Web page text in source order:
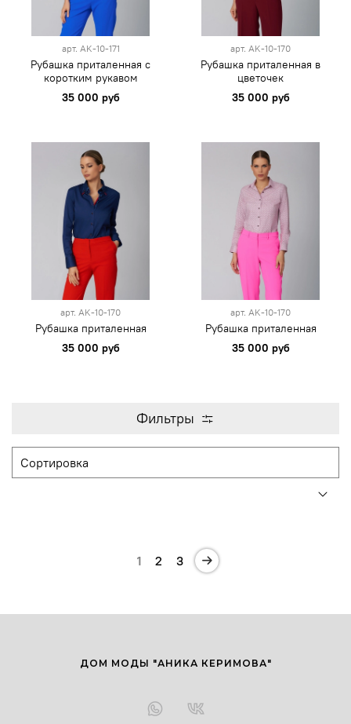
арт. AK-10-171
Рубашка приталенная с
коротким рукавом
35 000 руб
арт. AK-10-170
Рубашка приталенная в
цветочек
35 000 руб
арт. AK-10-170
Рубашка приталенная
35 000 руб
арт. AK-10-170
Рубашка приталенная
35 000 руб
Фильтры
1 2 3
ДОМ МОДЫ "АНИКА КЕРИМОВА"